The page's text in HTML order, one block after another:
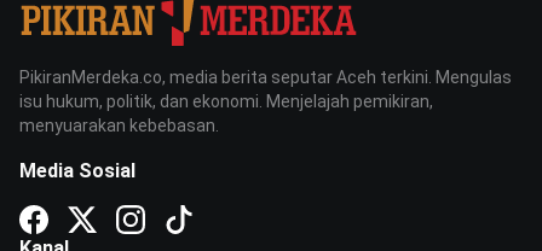
PikiranMerdeka.co, media berita seputar Aceh terkini. Mengulas
isu hukum, politik, dan ekonomi. Menjelajah pemikiran,
menyuarakan kebebasan.
Media Sosial